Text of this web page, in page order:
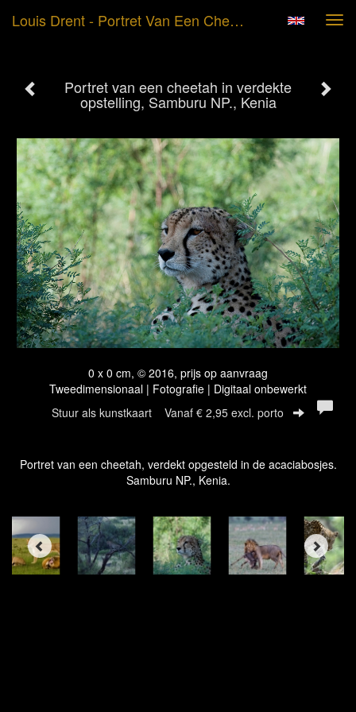
Louis Drent - Portret Van Een Cheetah In Verdekte Opstelling, Samburu NP., Kenia
Portret van een cheetah in verdekte
opstelling, Samburu NP., Kenia
0 x 0 cm, © 2016, prijs op aanvraag
Tweedimensionaal | Fotografie | Digitaal onbewerkt
Stuur als kunstkaart Vanaf € 2,95 excl. porto
Portret van een cheetah, verdekt opgesteld in de acaciabosjes.
Samburu NP., Kenia.